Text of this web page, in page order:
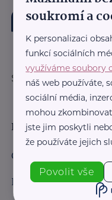
Sledujte nás:
Důležité odkazy
Obchodní podmínky
Informace pro
soukromí a
K personalizaci
funkcí sociálních
využíváme soubory
náš web používáte,
sociální média,
mohou
jste jim poskytli
že používáte jejich
Povolit vše